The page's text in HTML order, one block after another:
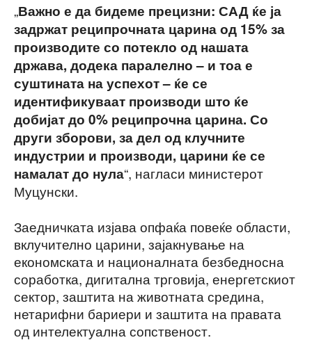
„Важно е да бидеме прецизни: САД ќе ја
задржат реципрочната царина од 15% за
производите со потекло од нашата
држава, додека паралелно – и тоа е
суштината на успехот – ќе се
идентификуваат производи што ќе
добијат до 0% реципрочна царина. Со
други зборови, за дел од клучните
индустрии и производи, царини ќе се
намалат до нула“, нагласи министерот
Муцунски.
Заедничката изјава опфаќа повеќе области,
вклучително царини, зајакнување на
економската и националната безбедносна
соработка, дигитална трговија, енергетскиот
сектор, заштита на животната средина,
нетарифни бариери и заштита на правата
од интелектуална сопственост.